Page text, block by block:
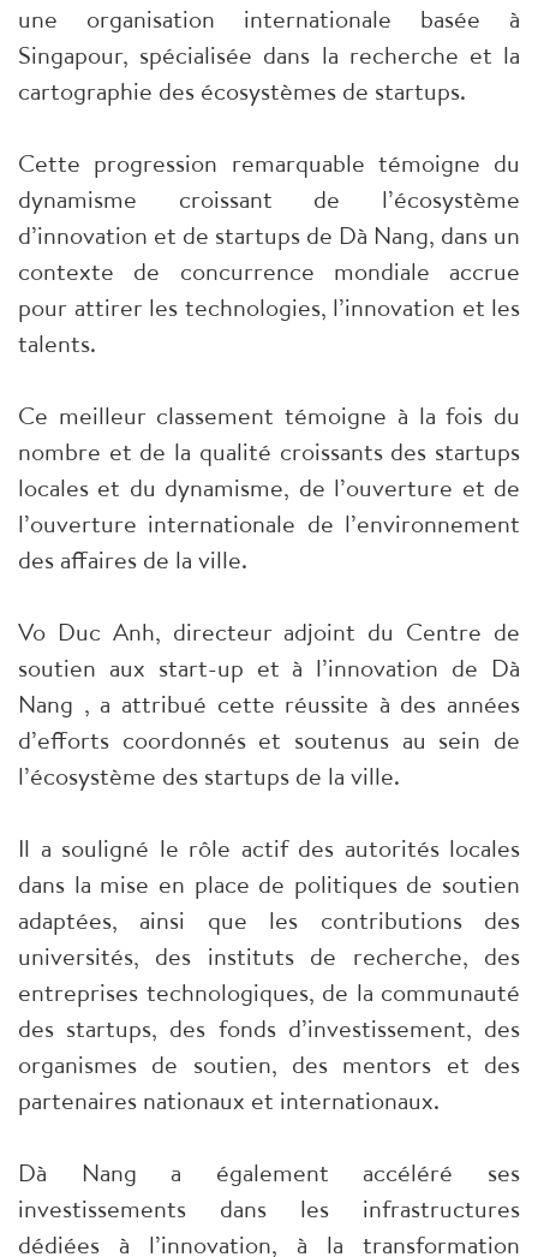
une organisation internationale basée à
Singapour, spécialisée dans la recherche et la
cartographie des écosystèmes de startups.
Cette progression remarquable témoigne du
dynamisme croissant de l’écosystème
d’innovation et de startups de Dà Nang, dans un
contexte de concurrence mondiale accrue
pour attirer les technologies, l’innovation et les
talents.
Ce meilleur classement témoigne à la fois du
nombre et de la qualité croissants des startups
locales et du dynamisme, de l’ouverture et de
l’ouverture internationale de l’environnement
des affaires de la ville.
Vo Duc Anh, directeur adjoint du Centre de
soutien aux start-up et à l’innovation de Dà
Nang , a attribué cette réussite à des années
d’efforts coordonnés et soutenus au sein de
l’écosystème des startups de la ville.
Il a souligné le rôle actif des autorités locales
dans la mise en place de politiques de soutien
adaptées, ainsi que les contributions des
universités, des instituts de recherche, des
entreprises technologiques, de la communauté
des startups, des fonds d’investissement, des
organismes de soutien, des mentors et des
partenaires nationaux et internationaux.
Dà Nang a également accéléré ses
investissements dans les infrastructures
dédiées à l’innovation, à la transformation